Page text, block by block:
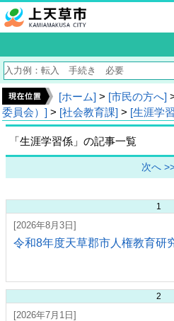
[ホーム] > [市民の方へ]
委員会）] > [社会教育課] > [生涯学
「生涯学習係」の記事一覧
次へ
1
[2026年8月3日]
令和8年度天草郡市人権教育研
2
[2026年7月1日]